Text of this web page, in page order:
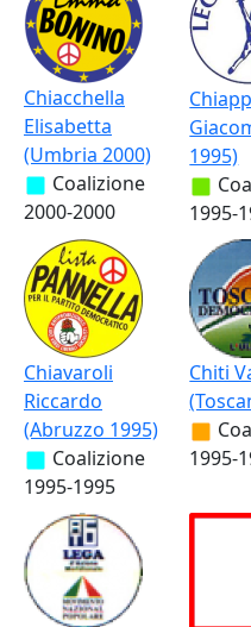
Chiacchella
Elisabetta
(Umbria 2000)
Coalizione
2000-2000
1995)
1995-
Chiavaroli
Riccardo
(Abruzzo 1995)
Coalizione
1995-1995
Chiti
1995-